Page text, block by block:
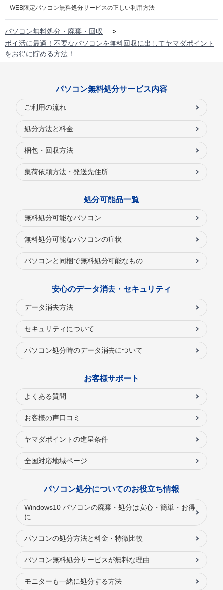
WEB限定パソコン無料処分サービスの正しい利用方法
パソコン無料処分・廃棄・回収
>
ポイ活に最適！不要なパソコンを無料回収に出してヤマダポイント
をお得に貯める方法！
パソコン無料処分サービス内容
ご利用の流れ
処分方法と料金
梱包・回収方法
集荷依頼方法・発送先住所
処分可能品一覧
無料処分可能なパソコン
無料処分可能なパソコンの症状
パソコンと同梱で無料処分可能なもの
安心のデータ消去・セキュリティ
データ消去方法
セキュリティについて
パソコン処分時のデータ消去について
お客様サポート
よくある質問
お客様の声口コミ
ヤマダポイントの進呈条件
全国対応地域ページ
パソコン処分についてのお役立ち情報
Windows10 パソコンの廃棄・処分は安心・簡単・お得
に
パソコンの処分方法と料金・特徴比較
パソコン無料処分サービスが無料な理由
モニターも一緒に処分する方法